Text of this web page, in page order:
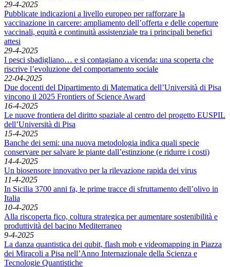
29-4-2025
Pubblicate indicazioni a livello europeo per rafforzare la
vaccinazione in carcere: ampliamento dell’offerta e delle coperture
vaccinali, equità e continuità assistenziale tra i principali benefici
attesi
29-4-2025
I pesci sbadigliano… e si contagiano a vicenda: una scoperta che
riscrive l’evoluzione del comportamento sociale
22-04-2025
Due docenti del Dipartimento di Matematica dell’Università di Pisa
vincono il 2025 Frontiers of Science Award
16-4-2025
Le nuove frontiera del diritto spaziale al centro del progetto EUSPIL
dell’Università di Pisa
15-4-2025
Banche dei semi: una nuova metodologia indica quali specie
conservare per salvare le piante dall’estinzione (e ridurre i costi)
14-4-2025
Un biosensore innovativo per la rilevazione rapida dei virus
11-4-2025
In Sicilia 3700 anni fa, le prime tracce di sfruttamento dell’olivo in
Italia
10-4-2025
Alla riscoperta fico, coltura strategica per aumentare sostenibilità e
produttività del bacino Mediterraneo
9-4-2025
La danza quantistica dei qubit, flash mob e videomapping in Piazza
dei Miracoli a Pisa nell’Anno Internazionale della Scienza e
Tecnologie Quantistiche